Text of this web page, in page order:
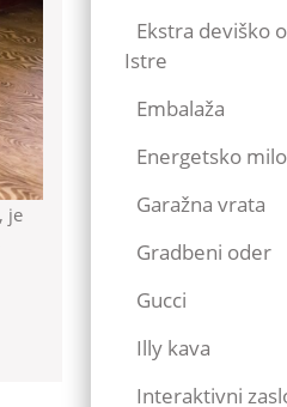
Ekstra deviško
Istre
Embalaža
Energetsko milo
Garažna vrata
Gradbeni oder
Gucci
Illy kava
Interaktivni